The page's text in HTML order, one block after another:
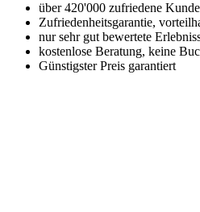
über 420'000 zufriedene
Zufriedenheitsgarantie,
nur sehr gut bewertete
kostenlose Beratung, keine
Günstigster Preis garantiert